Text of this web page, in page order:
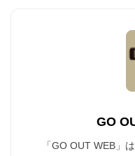
GO
「GO OUT WEB」